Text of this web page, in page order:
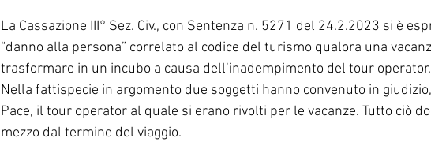
La Cassazione III° Sez. Civ., con Sentenza n. 5271 del 24.2.2023 si è
“danno alla persona” correlato al codice del turismo qualora una
trasformare in un incubo a causa dell’inadempimento del tour operator.
Nella fattispecie in argomento due soggetti hanno convenuto in
Pace, il tour operator al quale si erano rivolti per le vacanze. Tutto ciò
mezzo dal termine del viaggio.